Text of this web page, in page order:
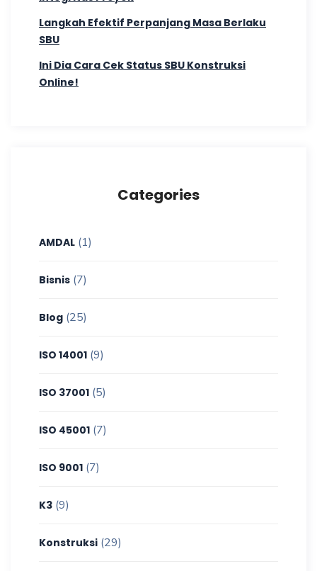
Langkah Efektif Perpanjang Masa Berlaku
SBU
Ini Dia Cara Cek Status SBU Konstruksi
Online!
Categories
AMDAL (1)
Bisnis (7)
Blog (25)
ISO 14001 (9)
ISO 37001 (5)
ISO 45001 (7)
ISO 9001 (7)
K3 (9)
Konstruksi (29)